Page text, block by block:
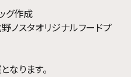
グ作成
ノスタオリジナルフードプ
なります。